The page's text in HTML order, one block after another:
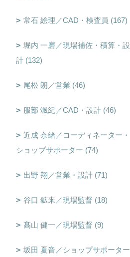
常石 絵理／CAD・検査員 (167)
堀内 一磨／現場補佐・積算・設
計 (132)
尾松 朗／営業 (46)
服部 颯紀／CAD・設計 (46)
近成 奈緒／コーディネーター・
ショップサポーター (74)
出野 翔／営業・設計 (71)
谷口 鉱来／現場監督 (18)
髙山 健一／現場監督 (9)
坂田 夏音／ショップサポーター